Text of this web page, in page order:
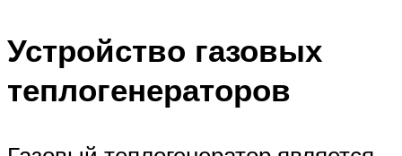
Устройство газовых
теплогенераторов